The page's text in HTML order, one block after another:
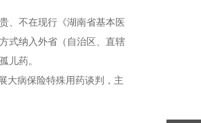
、不在现行《湖南省基本医
式纳入外省（自治区、直辖
儿药。
大病保险特殊用药谈判，主